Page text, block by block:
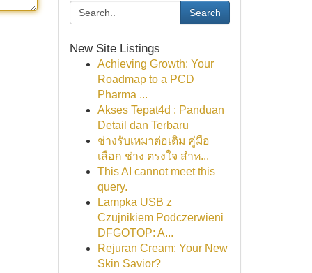
Search
New Site Listings
Achieving Growth: Your
Roadmap to a PCD
Pharma ...
Akses Tepat4d : Panduan
Detail dan Terbaru
ช่างรับเหมาต่อเติม คู่มือ
เลือก ช่าง ตรงใจ สำห...
This AI cannot meet this
query.
Lampka USB z
Czujnikiem Podczerwieni
DFGOTOP: A...
Rejuran Cream: Your New
Skin Savior?